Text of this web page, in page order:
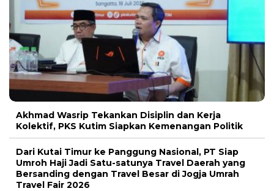
Akhmad Wasrip Tekankan Disiplin dan Kerja
Kolektif, PKS Kutim Siapkan Kemenangan Politik
Dari Kutai Timur ke Panggung Nasional, PT Siap
Umroh Haji Jadi Satu-satunya Travel Daerah yang
Bersanding dengan Travel Besar di Jogja Umrah
Travel Fair 2026